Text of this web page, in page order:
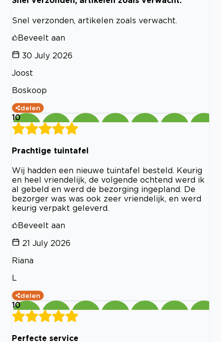
Snel verzonden, artikelen zoals verwacht.
Beveelt aan
30 July 2026
Joost
Boskoop
delen
10
Prachtige tuintafel
Wij hadden een nieuwe tuintafel besteld. Keurig
en heel vriendelijk, de volgende ochtend werd ik
al gebeld en werd de bezorging ingepland. De
bezorger was was ook zeer vriendelijk, en werd
keurig verpakt geleverd.
Beveelt aan
21 July 2026
Riana
L
delen
10
Perfecte service